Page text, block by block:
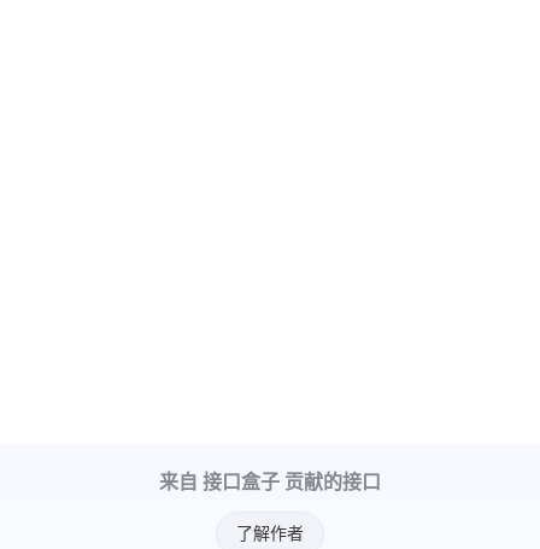
来自 接口盒子 贡献的接口
了解作者